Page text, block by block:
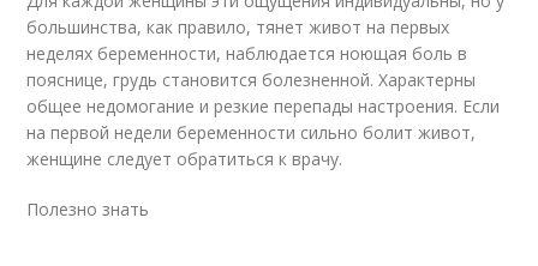
большинства, как правило, тянет живот на первых
неделях беременности, наблюдается ноющая боль в
пояснице, грудь становится болезненной. Характерны
общее недомогание и резкие перепады настроения. Если
на первой недели беременности сильно болит живот,
женщине следует обратиться к врачу.
Полезно знать